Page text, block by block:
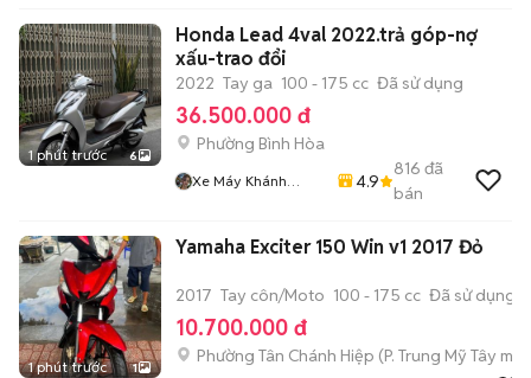
1 phút trước 6
Honda Lead 4val 2022.trả góp-nợ
xấu-trao đổi
2022 Tay ga 100 - 175 cc Đã sử dụng
36.500.000 đ
Phường Bình Hòa
Xe Máy Khánh
4.9
816 đã
bán
1 phút trước 1
Yamaha Exciter 150 Win v1 2017 Đỏ
2017 Tay côn/Moto 100 - 175 cc Đã sử dụng
10.700.000 đ
Phường Tân Chánh Hiệp (P. Trung Mỹ Tây mới)